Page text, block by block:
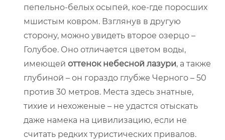
пепельно-белых осыпей, кое-где поросших
мшистым ковром. Взглянув в другую
сторону, можно увидеть второе озерцо –
Голубое. Оно отличается цветом воды,
имеющей оттенок небесной лазури, а также
глубиной – он гораздо глубже Черного – 50
против 30 метров. Места здесь знатные,
тихие и нехоженые – не удастся отыскать
даже намека на цивилизацию, если не
считать редких туристических привалов.